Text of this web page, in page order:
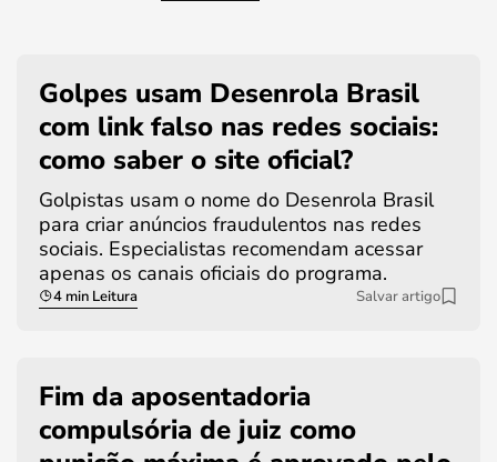
Golpes usam Desenrola Brasil
com link falso nas redes sociais:
como saber o site oficial?
Golpistas usam o nome do Desenrola Brasil
para criar anúncios fraudulentos nas redes
sociais. Especialistas recomendam acessar
apenas os canais oficiais do programa.
4 min Leitura Salvar artigo
Fim da aposentadoria
compulsória de juiz como